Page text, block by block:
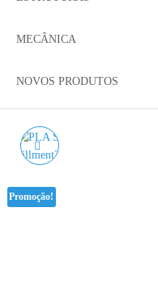
MECÂNICA
NOVOS PRODUTOS
Promoção!